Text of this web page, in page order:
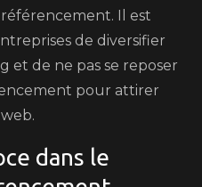
Il est
de diversifier
et de ne pas se reposer
pour attirer
dans le